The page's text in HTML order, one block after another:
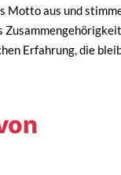
Motto aus und
Erfahrung, die